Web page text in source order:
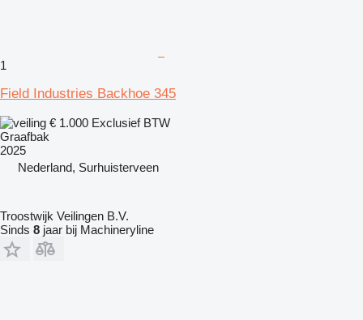
1
Field Industries Backhoe 345
€ 1.000 Exclusief BTW
Graafbak
2025
Nederland, Surhuisterveen
Troostwijk Veilingen B.V.
Sinds 8 jaar bij Machineryline